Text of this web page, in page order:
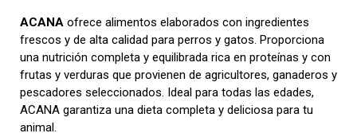
ACANA ofrece alimentos elaborados con ingredientes
frescos y de alta calidad para perros y gatos. Proporciona
una nutrición completa y equilibrada rica en proteínas y con
frutas y verduras que provienen de agricultores, ganaderos y
pescadores seleccionados. Ideal para todas las edades,
ACANA garantiza una dieta completa y deliciosa para tu
animal.